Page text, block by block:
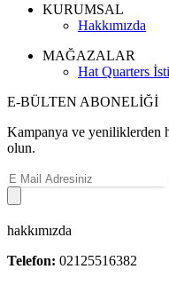
KURUMSAL
Hakkımızda
MAĞAZALAR
Hat Quarters
E-BÜLTEN ABONELİĞİ
Kampanya ve yeniliklerden
olun.
hakkımızda
Telefon: 02125516382